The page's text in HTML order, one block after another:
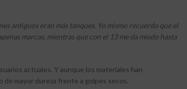
antiguos eran más tanques. Yo mismo recuerdo que el
marcas, mientras que con el 13 me da miedo hasta
actuales. Y aunque los materiales han
de mayor dureza frente a golpes secos.